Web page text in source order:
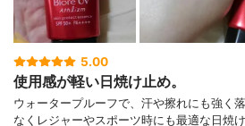
5.00
使用感が軽い日焼け止め。
ウォータープルーフで、汗や擦れにも強く
なくレジャーやスポーツ時にも最適な日焼